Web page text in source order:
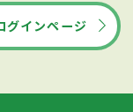
グインページ